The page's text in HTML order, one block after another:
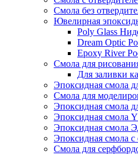
Смола без
Ювелирная
Poly Glass
Dream Optic
Epoxy River
Смола для
Для заливки
Эпоксидная смола
Смола для
Эпоксидная смола
Эпоксидная смола
Эпоксидная смола
Эпоксидная смола
Смола для